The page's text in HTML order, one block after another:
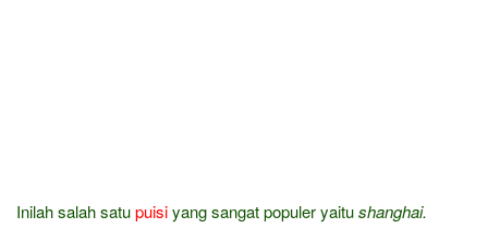
Inilah salah satupuisiyang sangat populer yaitushanghai.